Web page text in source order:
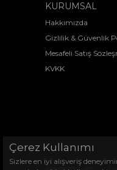
KURUMSAL
Hakkımızda
Gizlilik & Güvenlik
Mesafeli Satış
KVKK
Çerez Kullanımı
Sizlere en iyi alışveriş